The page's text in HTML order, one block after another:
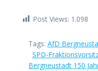
Post Views: 1.098
Tags: AfD
SPD-
Bergneustadt 150